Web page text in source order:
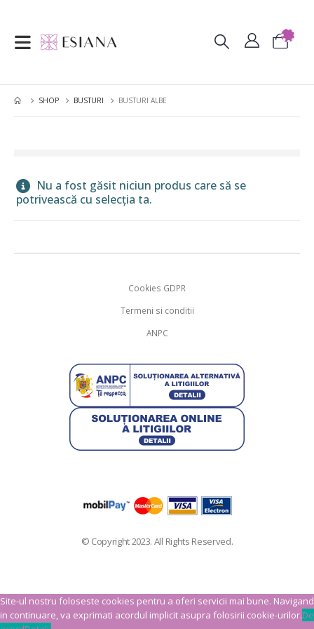
SHOP BUSTURI BUSTURI ALBE
Nu a fost găsit niciun produs care să se
potrivească cu selecția ta.
Cookies GDPR
Termeni si conditii
ANPC
© Copyright 2023. All Rights Reserved.
Site-ul nostru foloseste cookies pentru a oferi servicii mai bune. Navigand
in continuare, va exprimati acordul implicit asupra folosirii cookie-urilor.De